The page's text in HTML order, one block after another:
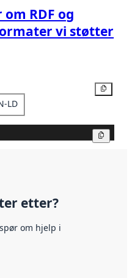
om RDF og
vi støtter
LD
etter?
om hjelp i